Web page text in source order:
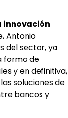
innovación
Antonio
del sector, ya
forma de
y en definitiva,
soluciones de
bancos y